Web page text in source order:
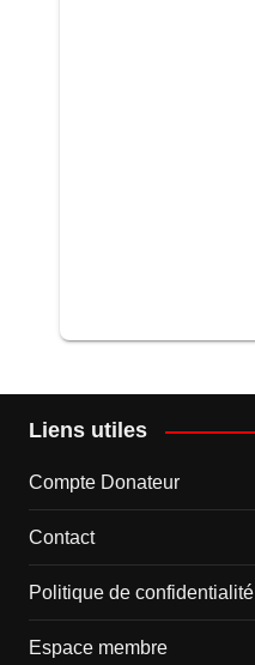
Liens utiles
Compte Donateur
Contact
Politique de confidentialité
Espace membre